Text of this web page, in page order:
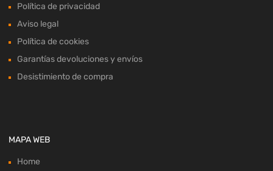
Política de privacidad
Aviso legal
Política de cookies
Garantías devoluciones y envíos
Desistimiento de compra
MAPA WEB
Home